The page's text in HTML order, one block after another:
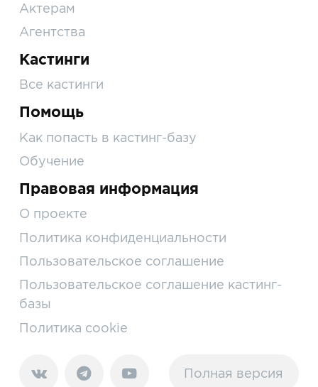
Актерам
Агентства
Кастинги
Все кастинги
Помощь
Как попасть в кастинг-базу
Обучение
Правовая информация
О проекте
Политика конфиденциальности
Пользовательское соглашение
Пользовательское соглашение кастинг-
базы
Политика cookie
Полная версия